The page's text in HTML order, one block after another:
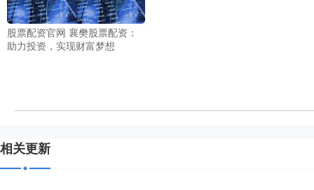
股票配资官网 襄樊股票配资：
助力投资，实现财富梦想
相关更新